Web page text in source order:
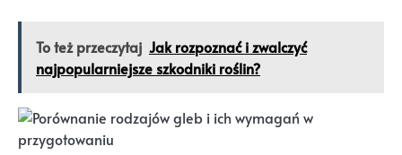
To też przeczytaj Jak rozpoznać i zwalczyć
najpopularniejsze szkodniki roślin?